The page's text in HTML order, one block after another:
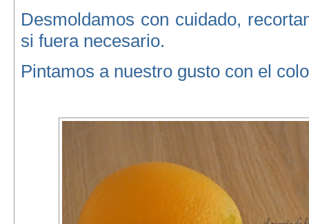
Desmoldamos con cuidado,
si fuera necesario.
Pintamos a nuestro gusto con el